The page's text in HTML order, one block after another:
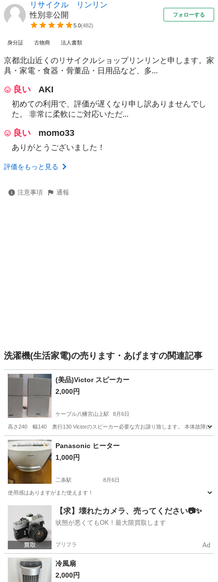
リサイクル リンリン
性別非公開
5.0(482)
フォローする
身分証 古物商 法人書類
京都北山近くのリサイクルショップリンリンと申します。家
具・家電・食器・骨董品・日用品など、多...
良い AKI
初めての利用で、評価が遅くなり申し訳ありませんでし
た。 非常に柔軟にご対応いただ...
良い momo33
ありがとうございました！
評価をもっと見る
注意事項 通報
洗濯機(生活家電)の売ります・あげますの関連記事
(美品)Victor スピーカー
2,000円
ケーブル八幡宮山上駅 8月6日
高さ240 幅140 奥行130 Victorのスピーカー必要な方お譲り致します。 本体故障によ
京都 八幡市 ケーブル八幡宮山上駅
Panasonic ヒーター
1,000円
二条駅 8月6日
使用感はありますがまだ使えます！
二条駅 季節、空調家電
【求】壊れたカメラ、売ってください📷✨
状態が悪くてもOK！最大限買取します
プリフラ Ad
冷風扇
2,000円